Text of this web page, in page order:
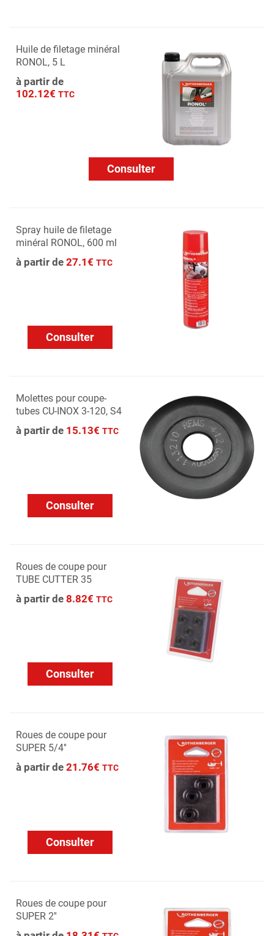
Huile de filetage minéral
RONOL, 5 L
à partir de
102.12€ TTC
Consulter
Spray huile de filetage
minéral RONOL, 600 ml
à partir de 27.1€ TTC
Consulter
Molettes pour coupe-
tubes CU-INOX 3-120, S4
à partir de 15.13€ TTC
Consulter
Roues de coupe pour
TUBE CUTTER 35
à partir de 8.82€ TTC
Consulter
Roues de coupe pour
SUPER 5/4''
à partir de 21.76€ TTC
Consulter
Roues de coupe pour
SUPER 2''